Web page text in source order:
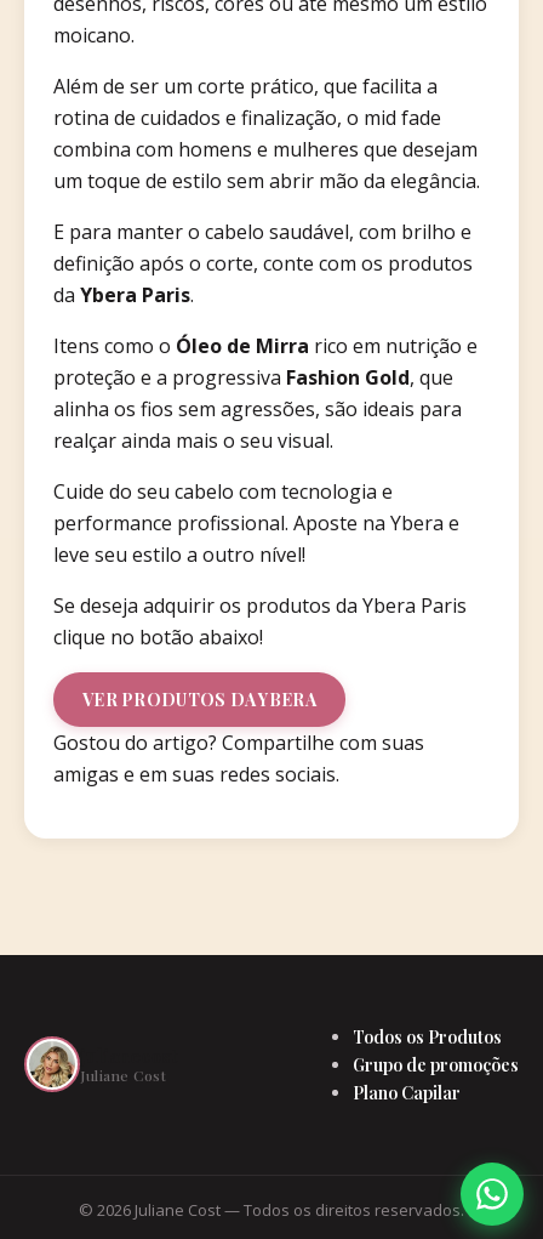
moicano.
Além de ser um corte prático, que facilita a
rotina de cuidados e finalização, o mid fade
combina com homens e mulheres que desejam
um toque de estilo sem abrir mão da elegância.
E para manter o cabelo saudável, com brilho e
definição após o corte, conte com os produtos
da Ybera Paris.
Itens como o Óleo de Mirra rico em nutrição e
proteção e a progressiva Fashion Gold, que
alinha os fios sem agressões, são ideais para
realçar ainda mais o seu visual.
Cuide do seu cabelo com tecnologia e
performance profissional. Aposte na Ybera e
leve seu estilo a outro nível!
Se deseja adquirir os produtos da Ybera Paris
clique no botão abaixo!
VER PRODUTOS DA YBERA
Gostou do artigo? Compartilhe com suas
amigas e em suas redes sociais.
Juliane Cost
Todos os Produtos
Grupo de promoções
Plano Capilar
© 2026 Juliane Cost — Todos os direitos reservados.